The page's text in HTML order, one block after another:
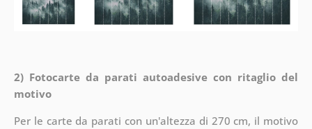
2) Fotocarte da parati autoadesive con ritaglio del
motivo
Per le carte da parati con un'altezza di 270 cm, il motivo